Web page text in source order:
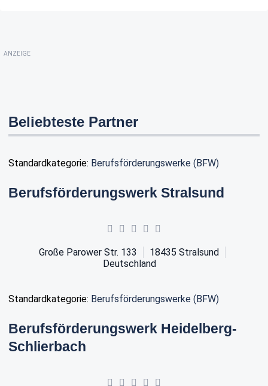
ANZEIGE
Beliebteste Partner
Standardkategorie: Berufsförderungswerke (BFW)
Berufsförderungswerk Stralsund
Große Parower Str. 133 18435 Stralsund
Deutschland
Standardkategorie: Berufsförderungswerke (BFW)
Berufsförderungswerk Heidelberg-
Schlierbach